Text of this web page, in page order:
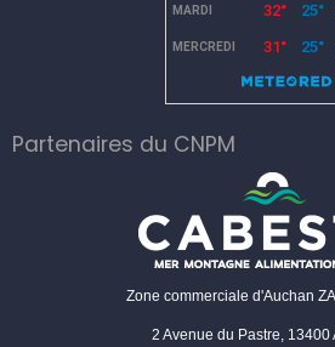
Partenaires du CNPM
Zone commerciale d'Auchan
2 Avenue du Pastre, 13400